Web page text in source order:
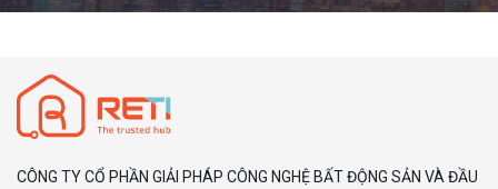
CÔNG TY CỔ PHẦN GIẢI PHÁP CÔNG NGHỆ BẤT ĐỘNG SẢN VÀ ĐẦU